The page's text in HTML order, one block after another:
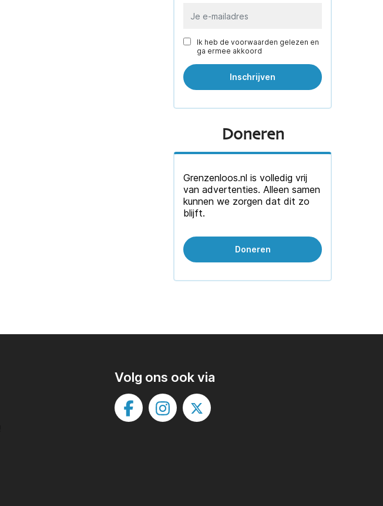
Ik heb de voorwaarden gelezen en
ga ermee akkoord
Doneren
Grenzenloos.nl is volledig vrij
van advertenties. Alleen samen
kunnen we zorgen dat dit zo
blijft.
Doneren
Volg ons ook via